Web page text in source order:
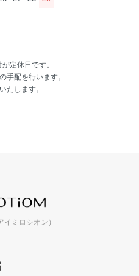
定休日です。
手配を行います。
たします。
ミロシオン）